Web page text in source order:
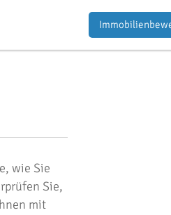
wie Sie
Sie,
mit